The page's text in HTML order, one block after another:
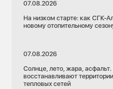
07.08.2026
На низком старте: как СГК-
новому отопительному
07.08.2026
Солнце, лето, жара,
восстанавливают
тепловых сетей